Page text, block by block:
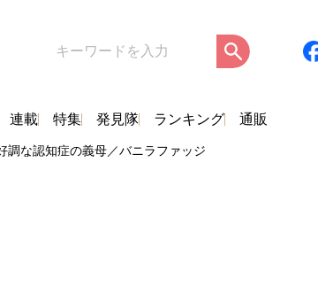
連載 特集 発見隊 ランキング 通販
調な認知症の義母／バニラファッジ